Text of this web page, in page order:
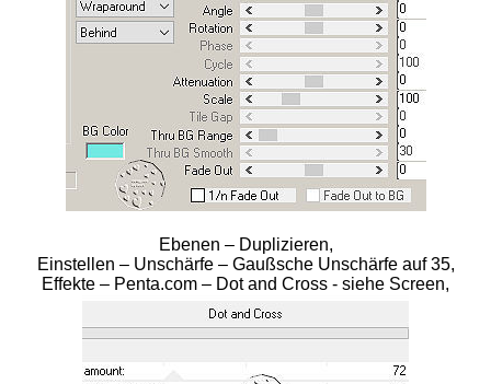
Ebenen – Duplizieren,
Einstellen – Unschärfe – Gaußsche Unschärfe auf 35,
Effekte – Penta.com – Dot and Cross - siehe Screen,